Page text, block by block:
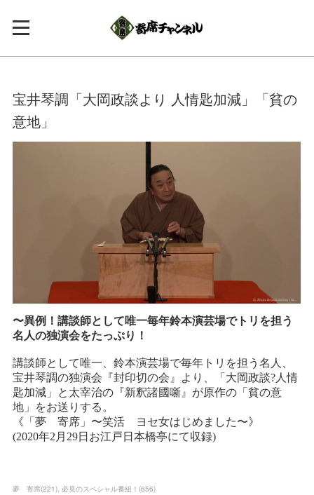
宝井琴調「大岡政談より 人情匙加減」「貧の
意地」
夢 寄席(221) 必見のスペシャル番組！ (656)